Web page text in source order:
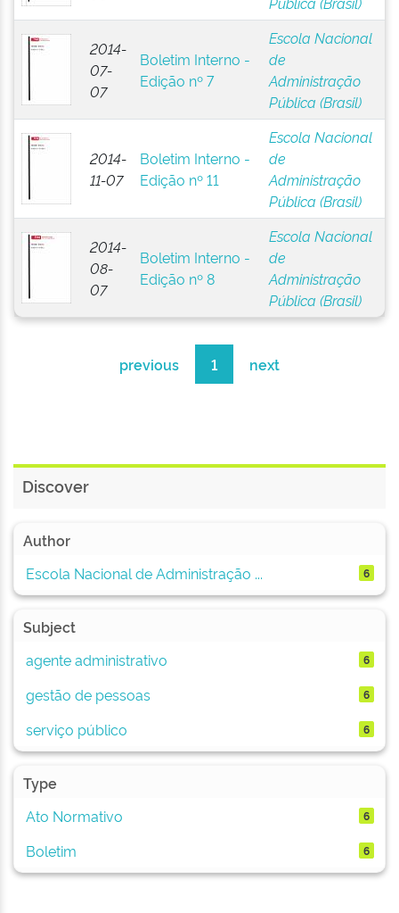
2014-
07-
07
Boletim Interno -
Edição nº 7
Escola Nacional
de
Administração
Pública (Brasil)
2014-
11-07
Boletim Interno -
Edição nº 11
Escola Nacional
de
Administração
Pública (Brasil)
2014-
08-
07
Boletim Interno -
Edição nº 8
Escola Nacional
de
Administração
Pública (Brasil)
previous 1 next
Discover
Author
Escola Nacional de Administração ...
6
Subject
agente administrativo
6
gestão de pessoas 6
serviço público 6
Type
Ato Normativo
6
Boletim 6